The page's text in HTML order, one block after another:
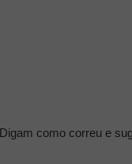
Digam como correu e